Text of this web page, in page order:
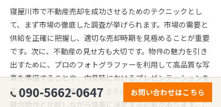
寝屋川市で不動産売却を成功させるためのテクニックとし
て、まず市場の徹底した調査が挙げられます。市場の需要と
供給を正確に把握し、適切な売却時期を見極めることが重要
です。次に、不動産の見せ方も大切です。物件の魅力を引き
出すために、プロのフォトグラファーを利用して高品質な写
真を準備することや、内見時におけるプレゼンテーションを
工夫することが効果的です。さらに、価格設定においては、
競合物件と比較しながら慎重に決定する必要があります。こ
090-5662-0647 お問い合わせはこちら